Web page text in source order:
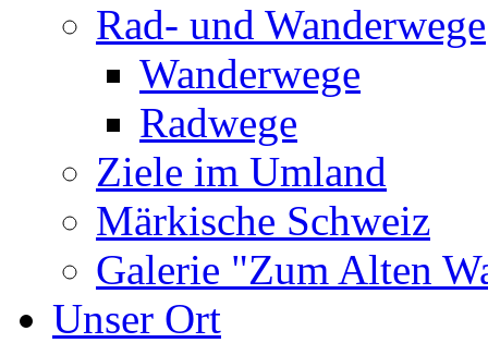
Rad- und Wanderwege
Wanderwege
Radwege
Ziele im Umland
Märkische Schweiz
Galerie "Zum Alten
Unser Ort